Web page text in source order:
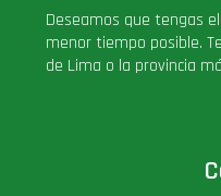
PLUS!
Plush
Deseamos que tengas
menor tiempo posible.
de Lima o la provincia